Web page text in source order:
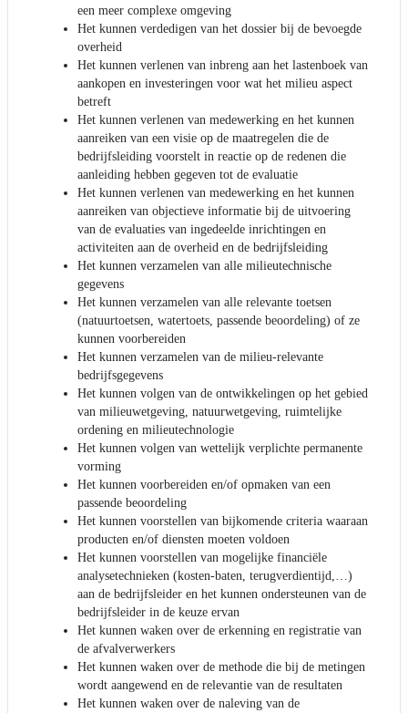
een meer complexe omgeving
Het kunnen verdedigen van het dossier bij de bevoegde
overheid
Het kunnen verlenen van inbreng aan het lastenboek van
aankopen en investeringen voor wat het milieu aspect
betreft
Het kunnen verlenen van medewerking en het kunnen
aanreiken van een visie op de maatregelen die de
bedrijfsleiding voorstelt in reactie op de redenen die
aanleiding hebben gegeven tot de evaluatie
Het kunnen verlenen van medewerking en het kunnen
aanreiken van objectieve informatie bij de uitvoering
van de evaluaties van ingedeelde inrichtingen en
activiteiten aan de overheid en de bedrijfsleiding
Het kunnen verzamelen van alle milieutechnische
gegevens
Het kunnen verzamelen van alle relevante toetsen
(natuurtoetsen, watertoets, passende beoordeling) of ze
kunnen voorbereiden
Het kunnen verzamelen van de milieu-relevante
bedrijfsgegevens
Het kunnen volgen van de ontwikkelingen op het gebied
van milieuwetgeving, natuurwetgeving, ruimtelijke
ordening en milieutechnologie
Het kunnen volgen van wettelijk verplichte permanente
vorming
Het kunnen voorbereiden en/of opmaken van een
passende beoordeling
Het kunnen voorstellen van bijkomende criteria waaraan
producten en/of diensten moeten voldoen
Het kunnen voorstellen van mogelijke financiële
analysetechnieken (kosten-baten, terugverdientijd,…)
aan de bedrijfsleider en het kunnen ondersteunen van de
bedrijfsleider in de keuze ervan
Het kunnen waken over de erkenning en registratie van
de afvalverwerkers
Het kunnen waken over de methode die bij de metingen
wordt aangewend en de relevantie van de resultaten
Het kunnen waken over de naleving van de